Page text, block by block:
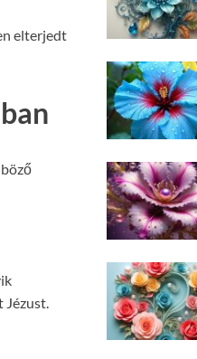
elterjedt
Jézust.